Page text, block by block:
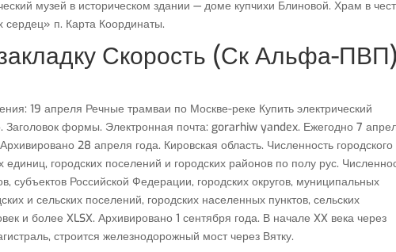
музей в историческом здании — доме купчихи Блиновой. Храм в
п. Карта Координаты.
Скорость (Ск Альфа-
19 апреля Речные трамваи по Москве-реке Купить электрический
Заголовок формы. Электронная почта: gorarhiw yandex. Ежегодно 7
28 апреля года. Кировская область. Численность городского
городских поселений и городских районов по полу рус.
субъектов Российской Федерации, городских округов, муниципальных
и сельских поселений, городских населенных пунктов, сельских
и более XLSX. Архивировано 1 сентября года. В начале XX века через
строится железнодорожный мост через Вятку.